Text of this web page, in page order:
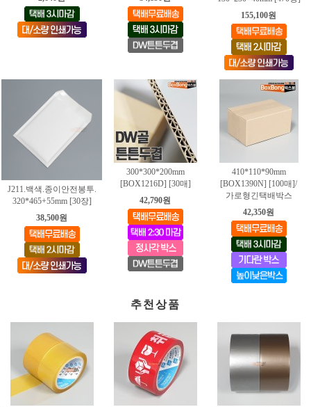
155,100원
J211.백색.종이안전봉투.
320*465+55mm [30장]
38,500원
300*300*200mm
[BOX1216D] [30매]
42,790원
410*110*90mm
[BOX1390N] [100매]/
가로형긴택배박스
42,350원
추천상품